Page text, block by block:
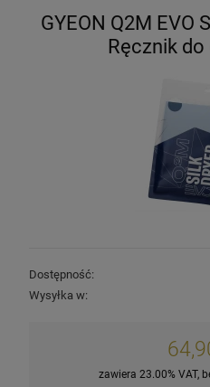
GYEON Q2M EVO
Ręcznik
Dostępność:
Wysyłka w:
zawiera 23.00% VAT,